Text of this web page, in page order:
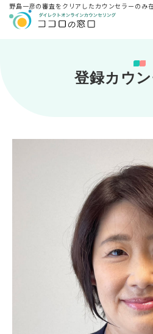
野島一彦の審査をクリアしたカウンセラーのみ
登録カウ